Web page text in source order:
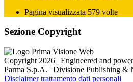
Pagina visualizzata 579 volte
Sezione Copyright
Copyright 2026 | Engineered and
Parma S.p.A. | Divisione Publishing &
Disclaimer trattamento dati personali